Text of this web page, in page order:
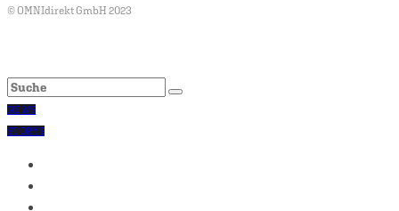
© OMNIdirekt GmbH 2023
NEWS
STORYS